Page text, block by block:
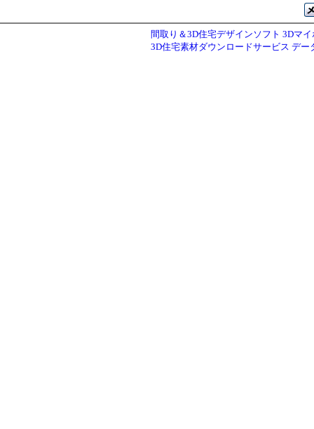
間取り＆3D住宅デザインソフト 3Dマ
3D住宅素材ダウンロードサービス デー